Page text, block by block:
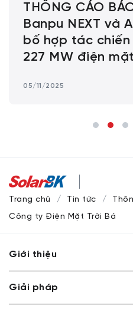
THÔNG CÁO
Banpu NEXT và
bố hợp tác
227 MW điện
Nam
05/11/2025
Trang chủ Tin tức
Công ty Điện Mặt Trời Bách
Giới thiệu
Giải pháp